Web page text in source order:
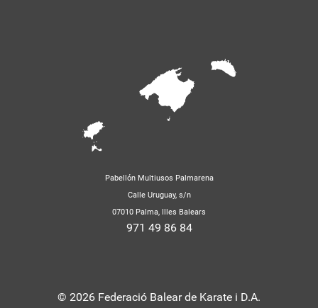
Pabellón Multiusos Palmarena
Calle Uruguay, s/n
07010 Palma, Illes Balears
971 49 86 84
© 2026 Federació Balear de Karate i D.A.